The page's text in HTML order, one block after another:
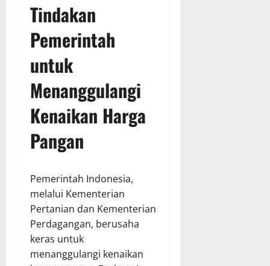
Tindakan
Pemerintah
untuk
Menanggulangi
Kenaikan Harga
Pangan
Pemerintah Indonesia,
melalui Kementerian
Pertanian dan Kementerian
Perdagangan, berusaha
keras untuk
menanggulangi kenaikan